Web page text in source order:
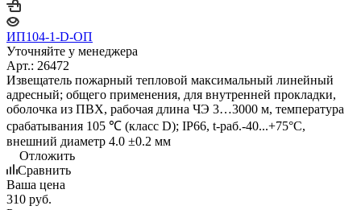
ИП104-1-D-ОП
Уточняйте у менеджера
Арт.: 26472
Извещатель пожарный тепловой максимальный линейный
адресный; общего применения, для внутренней прокладки,
оболочка из ПВХ, рабочая длина ЧЭ 3…3000 м, температура
срабатывания 105 ℃ (класс D); IP66, t-раб.-40...+75°C,
внешний диаметр 4.0 ±0.2 мм
Отложить
Сравнить
Ваша цена
310 руб.